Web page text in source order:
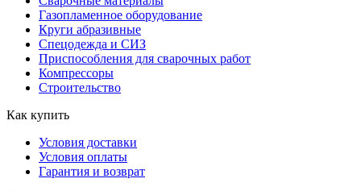
Газопламенное оборудование
Круги абразивные
Спецодежда и СИЗ
Приспособления для сварочных работ
Компрессоры
Строительство
Как купить
Условия доставки
Условия оплаты
Гарантия и возврат